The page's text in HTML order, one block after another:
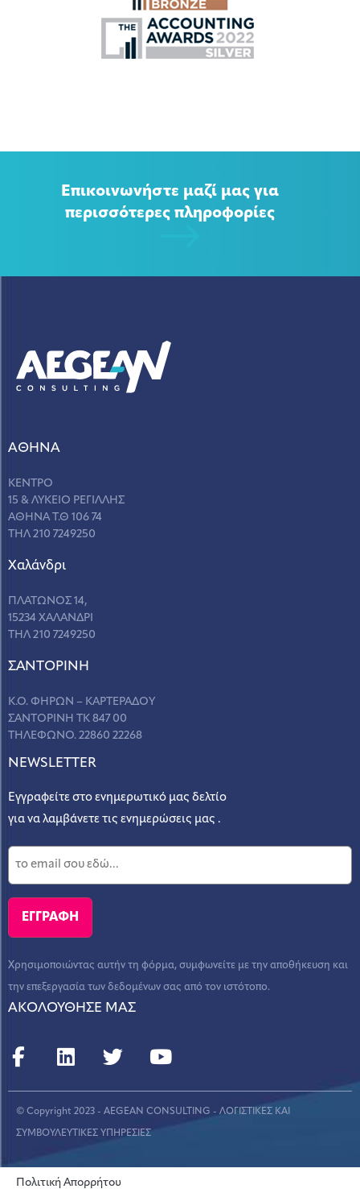
Επικοινωνήστε μαζί μας για
περισσότερες πληροφορίες
ΑΘΗΝΑ
ΚΕΝΤΡΟ
15 & ΛΥΚΕΙΟ ΡΕΓΙΛΛΗΣ
ΑΘΗΝΑ Τ.Θ 106 74
ΤΗΛ 210 7249250
Χαλάνδρι
ΠΛΑΤΩΝΟΣ 14,
15234 ΧΑΛΑΝΔΡΙ
ΤΗΛ 210 7249250
ΣANΤΟΡΙΝΗ
Κ.Ο. ΦΗΡΩΝ – ΚΑΡΤΕΡΑΔΟΥ
ΣΑΝΤΟΡΙΝΗ ΤΚ 847 00
ΤΗΛΕΦΩΝΟ. 22860 22268
NEWSLETTER
Εγγραφείτε στο ενημερωτικό μας δελτίο
για να λαμβάνετε τις ενημερώσεις μας .
Χρησιμοποιώντας αυτήν τη φόρμα, συμφωνείτε με την αποθήκευση και
την επεξεργασία των δεδομένων σας από τον ιστότοπο.
ΑΚΟΛΟΥΘΗΣΕ ΜΑΣ
© Copyright 2023 - AEGEAN CONSULTING - ΛΟΓΙΣΤΙΚΕΣ ΚΑΙ
ΣΥΜΒΟΥΛΕΥΤΙΚΕΣ ΥΠΗΡΕΣΙΕΣ
Πολιτική Απορρήτου